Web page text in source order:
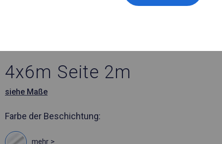
4x6m Seite 2m
siehe Maße
Farbe der Beschichtung:
mehr >